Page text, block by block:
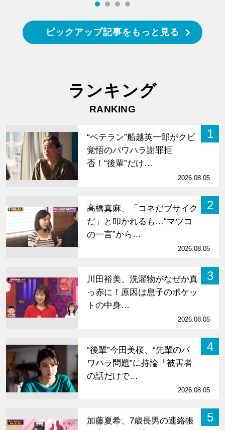
ピックアップ記事をもっと見る
ランキング
RANKING
1
“ベテラン”船越英一郎がクビ
覚悟のパワハラ謝罪拒
否！“後輩”だけ…
2026.08.05
2
高橋真麻、「コネだブサイク
だ」と叩かれるも…“マツコ
の一言”から…
2026.08.05
3
川田裕美、洗濯物がなぜか真
っ赤に！原因は息子のポケッ
トの中身…
2026.08.05
4
“後輩”今田美桜、“先輩のパ
ワハラ問題”に持論「被害者
の話だけで…
2026.08.05
5
加藤夏希、7歳長男の連絡帳